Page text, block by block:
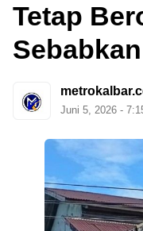
Tetap
Juni 5, 2026 -